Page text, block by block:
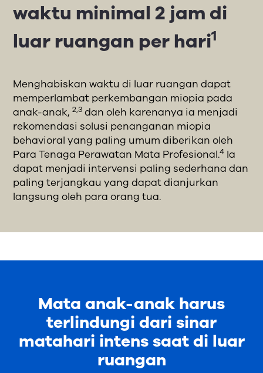
waktu minimal 2 jam di
luar ruangan per hari1
Menghabiskan waktu di luar ruangan dapat
memperlambat perkembangan miopia pada
anak-anak,2,3 dan oleh karenanya ia menjadi
rekomendasi solusi penanganan miopia
behavioral yang paling umum diberikan oleh
Para Tenaga Perawatan Mata Profesional.4 Ia
dapat menjadi intervensi paling sederhana dan
paling terjangkau yang dapat dianjurkan
langsung oleh para orang tua.
Mata anak-anak harus
terlindungi dari sinar
matahari intens saat di luar
ruangan